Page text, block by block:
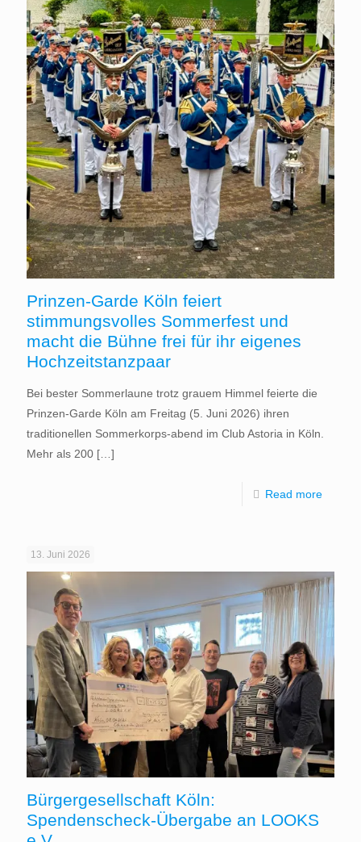
Prinzen-Garde Köln feiert
stimmungsvolles Sommerfest und
macht die Bühne frei für ihr eigenes
Hochzeitstanzpaar
Bei bester Sommerlaune trotz grauem Himmel feierte die
Prinzen-Garde Köln am Freitag (5. Juni 2026) ihren
traditionellen Sommerkorps-abend im Club Astoria in Köln.
Mehr als 200 […]
Read more
13. Juni 2026
Bürgergesellschaft Köln:
Spendenscheck-Übergabe an LOOKS